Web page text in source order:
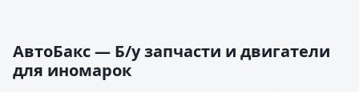
АвтоБакс — Б/у запчасти и двигатели
для иномарок